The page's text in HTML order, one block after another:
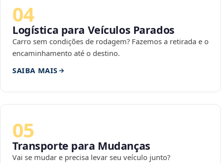
04
Logística para Veículos Parados
Carro sem condições de rodagem? Fazemos a retirada e o
encaminhamento até o destino.
SAIBA MAIS
05
Transporte para Mudanças
Vai se mudar e precisa levar seu veículo junto?